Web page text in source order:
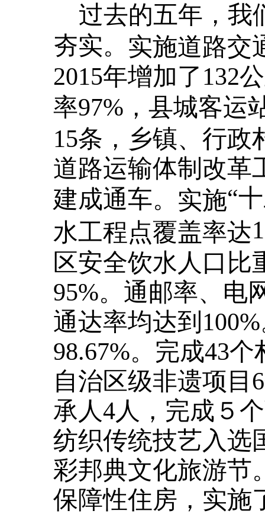
过去的五年，我
夯实。 实施道路交
2015年增加了132
率97%， 县城客运
15条，乡镇、行政
道路运输体制改革
建成通车。 实施“
水工程点覆盖率达
区安全饮水人口比
95%。通邮率、电
通达率均达到
98.67%。完成43
自治区级非遗项目
承人4人，完成５
纺织传统技艺入选
彩邦典文化旅游节
保障性住房，实施